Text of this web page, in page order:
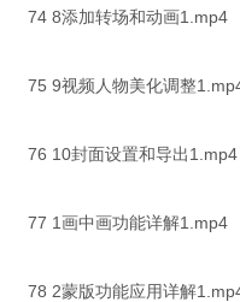
74 8添加转场和动画1.mp4
75 9视频人物美化调整
76 10封面设置和导出1.mp4
77 1画中画功能详解1.mp4
78 2蒙版功能应用详解